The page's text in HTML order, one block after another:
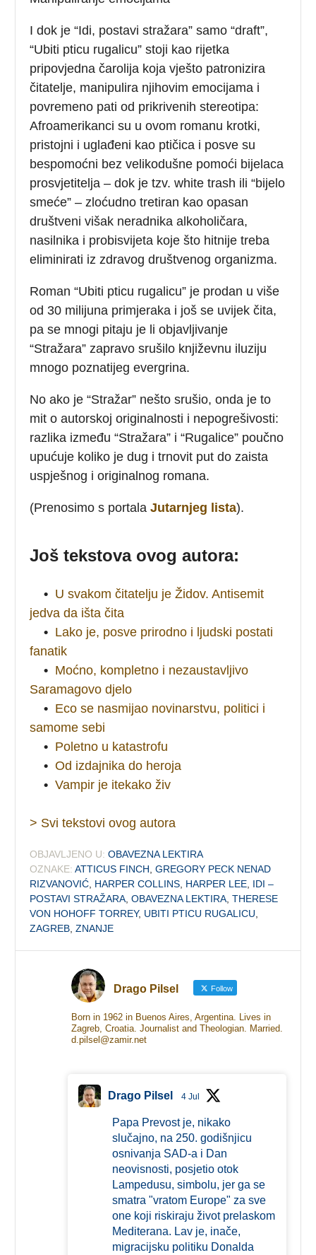
I dok je “Idi, postavi stražara” samo “draft”,
“Ubiti pticu rugalicu” stoji kao rijetka
pripovjedna čarolija koja vješto patronizira
čitatelje, manipulira njihovim emocijama i
povremeno pati od prikrivenih stereotipa:
Afroamerikanci su u ovom romanu krotki,
pristojni i uglađeni kao ptičica i posve su
bespomoćni bez velikodušne pomoći bijelaca
prosvjetitelja – dok je tzv. white trash ili “bijelo
smeće” – zloćudno tretiran kao opasan
društveni višak neradnika alkoholičara,
nasilnika i probisvijeta koje što hitnije treba
eliminirati iz zdravog društvenog organizma.
Roman “Ubiti pticu rugalicu” je prodan u više
od 30 milijuna primjeraka i još se uvijek čita,
pa se mnogi pitaju je li objavljivanje
“Stražara” zapravo srušilo književnu iluziju
mnogo poznatijeg evergrina.
No ako je “Stražar” nešto srušio, onda je to
mit o autorskoj originalnosti i nepogrešivosti:
razlika između “Stražara” i “Rugalice” poučno
upućuje koliko je dug i trnovit put do zaista
uspješnog i originalnog romana.
(Prenosimo s portalaJutarnjeg lista).
Još tekstova ovog autora:
• U svakom čitatelju je Židov. Antisemit
jedva da išta čita
• Lako je, posve prirodno i ljudski postati
fanatik
• Moćno, kompletno i nezaustavljivo
Saramagovo djelo
• Eco se nasmijao novinarstvu, politici i
samome sebi
• Poletno u katastrofu
• Od izdajnika do heroja
• Vampir je itekako živ
> Svi tekstovi ovog autora
OBJAVLJENO U: OBAVEZNA LEKTIRA
OZNAKE: ATTICUS FINCH ,GREGORY PECK NENAD
RIZVANOVIĆ HARPER COLLINS HARPER LEE IDI –
POSTAVI STRAŽARA ,OBAVEZNA LEKTIRA ,THERESE
VON HOHOFF TORREY, UBITI PTICU RUGALICU
ZAGREB ,ZNANJE
Drago Pilsel Follow
Born in 1962 in Buenos Aires, Argentina. Lives in
Zagreb, Croatia. Journalist and Theologian. Married.
d.pilsel@zamir.net
Drago Pilsel 4 Jul
Papa Prevost je, nikako
slučajno, na 250. godišnjicu
osnivanja SAD-a i Dan
neovisnosti, posjetio otok
Lampedusu, simbolu, jer ga se
smatra "vratom Europe" za sve
one koji riskiraju život prelaskom
Mediterana. Lav je, inače,
migracijsku politiku Donalda